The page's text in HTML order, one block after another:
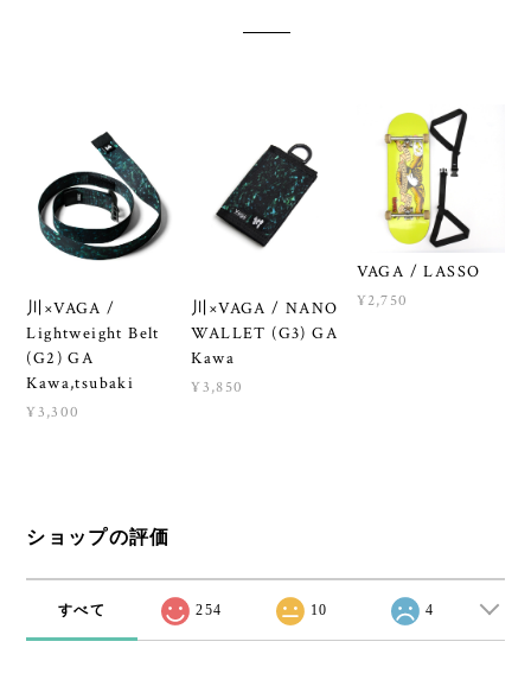
川×VAGA /
Lightweight Belt
(G2) GA
Kawa,tsubaki
¥3,300
川×VAGA / NANO
WALLET (G3) GA
Kawa
¥3,850
VAGA / LASSO
¥2,750
ショップの評価
すべて 254 10 4